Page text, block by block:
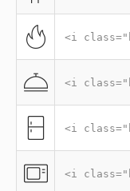
<i
<i
<i
<i